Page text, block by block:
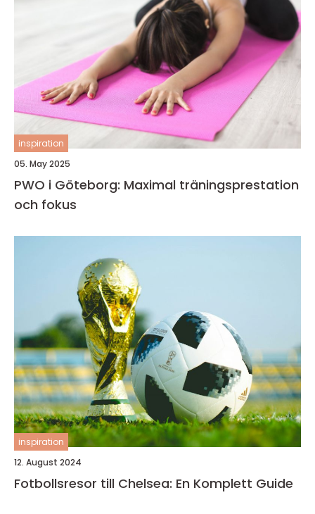
inspiration
05. May 2025
PWO i Göteborg: Maximal träningsprestation
och fokus
inspiration
12. August 2024
Fotbollsresor till Chelsea: En Komplett Guide